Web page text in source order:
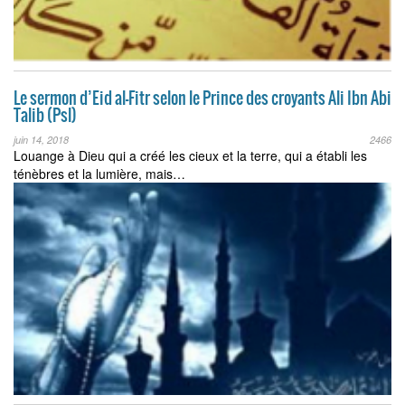
Le sermon d’Eid al-Fitr selon le Prince des croyants Ali Ibn Abi
Talib (Psl)
juin 14, 2018 2466
Louange à Dieu qui a créé les cieux et la terre, qui a établi les
ténèbres et la lumière, mais…